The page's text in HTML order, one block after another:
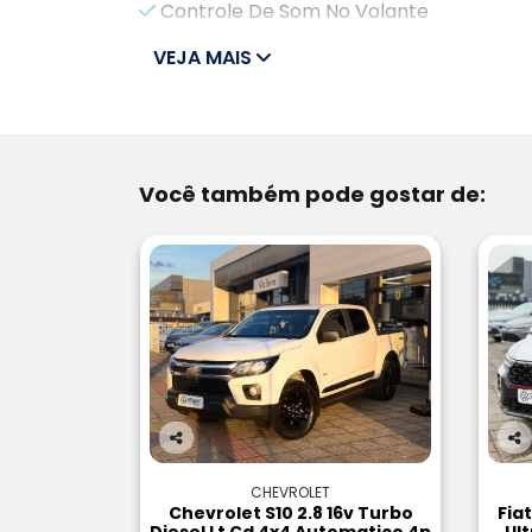
Controle De Som No Volante
VEJA MAIS
Você também pode gostar de:
Co
rtil
CHEVROLET
Chevrolet S10 2.8 16v Turbo
Co
pa
rtil